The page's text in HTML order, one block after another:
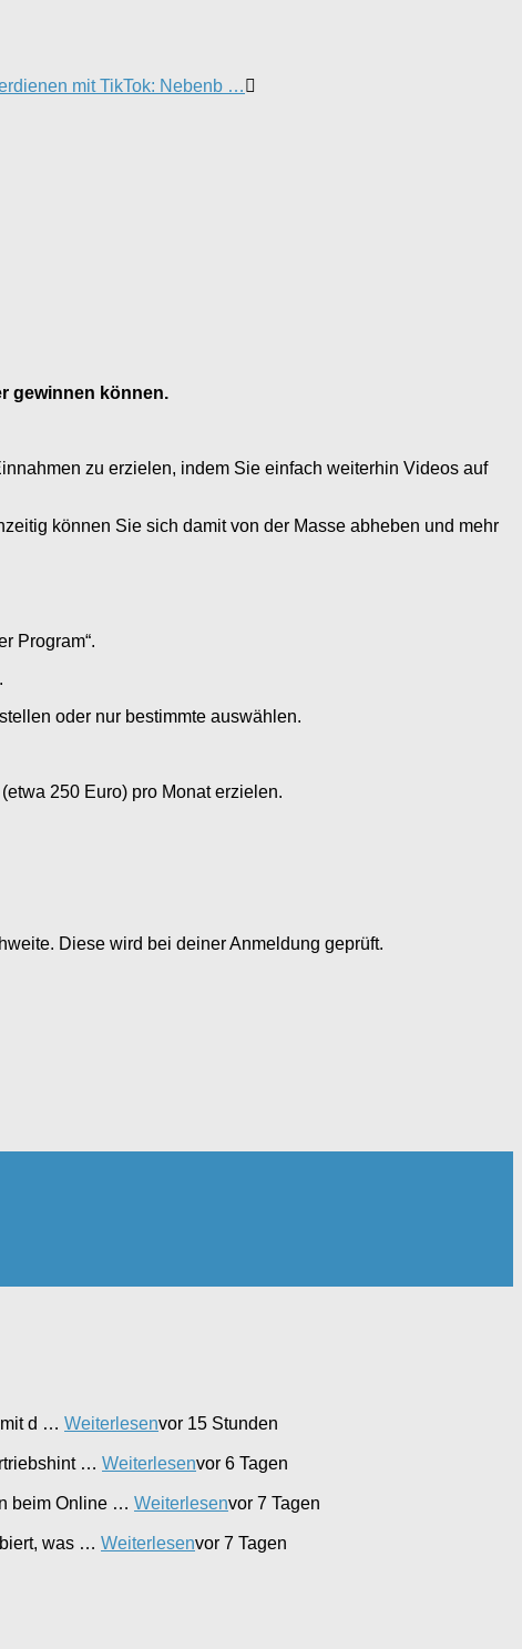
mit TikTok: Nebenb …
gewinnen können.
zu erzielen, indem Sie einfach weiterhin Videos auf
können Sie sich damit von der Masse abheben und mehr
Program“.
oder nur bestimmte auswählen.
250 Euro) pro Monat erzielen.
Diese wird bei deiner Anmeldung geprüft.
mit d … Weiterlesenvor 15 Stunden
… Weiterlesenvor 6 Tagen
beim Online … Weiterlesenvor 7 Tagen
was … Weiterlesenvor 7 Tagen